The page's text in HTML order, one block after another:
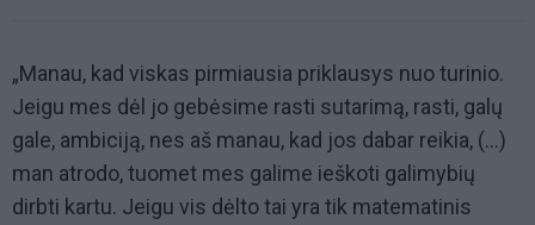
„Manau, kad viskas pirmiausia priklausys nuo turinio.
Jeigu mes dėl jo gebėsime rasti sutarimą, rasti, galų
gale, ambiciją, nes aš manau, kad jos dabar reikia, (...)
man atrodo, tuomet mes galime ieškoti galimybių
dirbti kartu. Jeigu vis dėlto tai yra tik matematinis